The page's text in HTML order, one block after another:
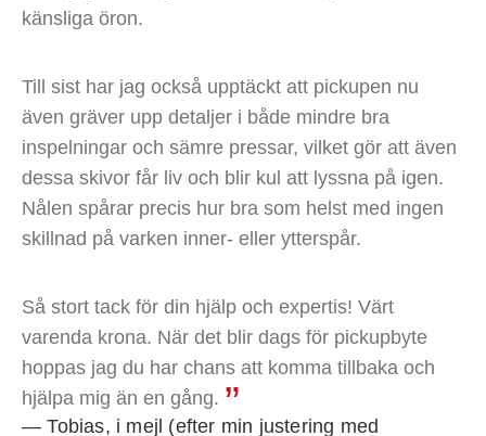
känsliga öron.
Till sist har jag också upptäckt att pickupen nu
även gräver upp detaljer i både mindre bra
inspelningar och sämre pressar, vilket gör att även
dessa skivor får liv och blir kul att lyssna på igen.
Nålen spårar precis hur bra som helst med ingen
skillnad på varken inner- eller ytterspår.
Så stort tack för din hjälp och expertis! Värt
varenda krona. När det blir dags för pickupbyte
hoppas jag du har chans att komma tillbaka och
hjälpa mig än en gång.
— Tobias, i mejl (efter min justering med